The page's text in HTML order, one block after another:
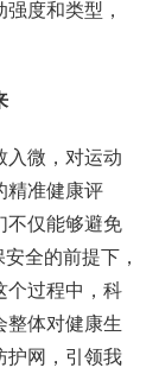
度和类型，
入微，对运动
精准健康评
不仅能够避免
全的前提下，
个过程中，科
整体对健康生
护网，引领我